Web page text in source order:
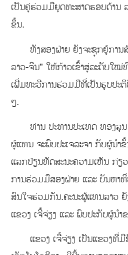
ເປັນຄູ່ຮ່ວມມືຍຸດທະສາດຮອບດ້ານ
ຂຶ້ນ.
ທັງສອງຝ່າຍ ຍັງຈະຊຸກຍູ້ການ
ລາວ-ຈີນ" ໃຫ້ກ້າວເຂົ້າສູ່ລະດັບໃໝ່
ເພີ່ມທະວີການຮ່ວມມືທີ່ເປັນຮູບປະຕິ
ໆ.
ທ່ານ ປະທານປະເທດ ທອງ
ຜູ້ແທນ ຈະພົບປະເຈລະຈາ ກັບຜູ້ນຳ
ແລກປ່ຽນທັດສະນະຄວາມເຫັນ ກ່ຽ
ການຮ່ວມມືສອງຝ່າຍ ແລະ ບັນຫາ
ສົນໃຈຮ່ວມກັນ.ຄະນະຜູ້ແທນລາວ ຍັ
ແຂວງ ເຈີ້ຈ່ຽງ ແລະ ພົບປະກັບຜູ້ນຳ
ແຂວງ ເຈີ້ຈ່ຽງ ເປັນແຂວງທີ່